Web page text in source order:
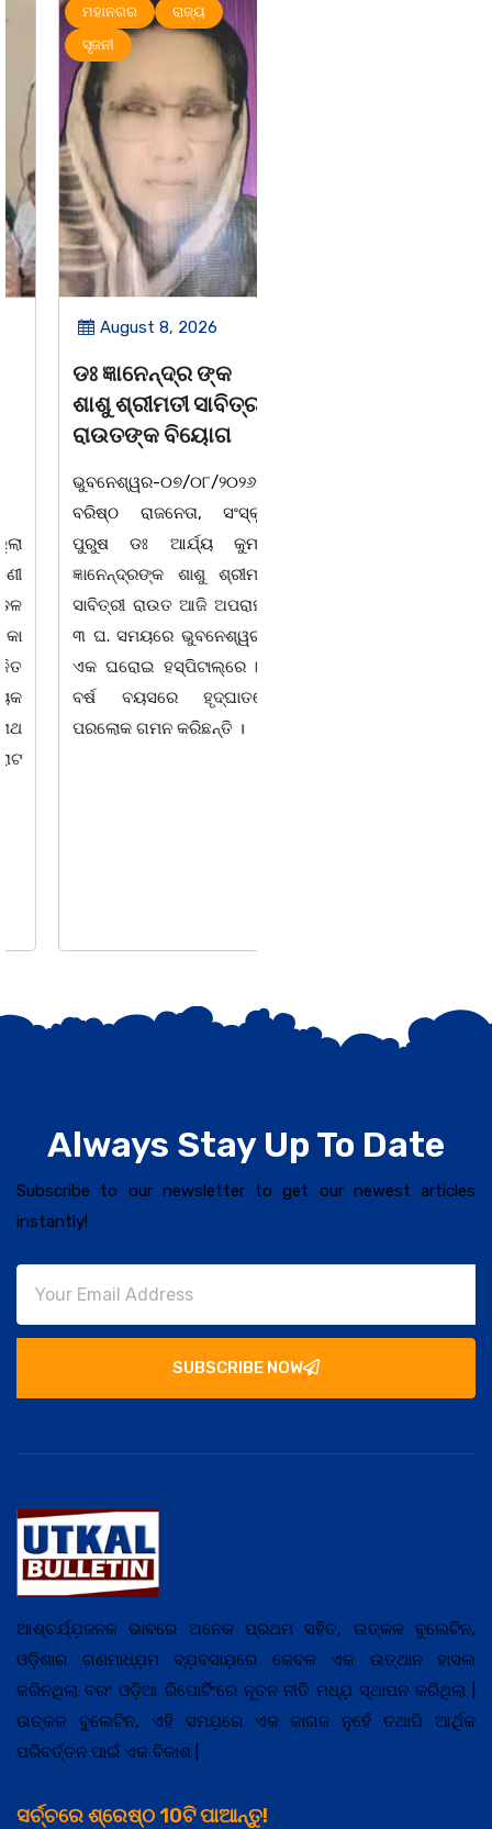
ମହାନଗର
ରାଜ୍ୟ
ସୃଜନୀ
August 8, 2026
ଡଃ ଜ୍ଞାନେନ୍ଦ୍ର ଙ୍କ
ଶାଶୁ ଶ୍ରୀମତୀ ସାବିତ୍ରୀ
ରାଉତଙ୍କ ବିୟୋଗ
ଭୁବନେଶ୍ୱର-୦୭/୦୮/୨୦୨୬:
ବରିଷ୍ଠ ରାଜନେତା, ସଂସ୍କୃତି
ପୁରୁଷ ଡଃ ଆର୍ଯ୍ୟ କୁମାର
ଜ୍ଞାନେନ୍ଦ୍ରଙ୍କ ଶାଶୁ ଶ୍ରୀମତୀ
ସାବିତ୍ରୀ ରାଉତ ଆଜି ଅପରାହ୍ନ
୩ ଘ. ସମୟରେ ଭୁବନେଶ୍ୱରର
ଏକ ଘରୋଇ ହସ୍ପିଟାଲ୍ରେ ୮୭
ବର୍ଷ ବୟସରେ ହୃଦ୍ଘାତରେ
ପରଲୋକ ଗମନ କରିଛନ୍ତି ।
Always Stay Up To Date
Subscribe to our newsletter to get our newest articles
instantly!
SUBSCRIBE NOW
ଆଶ୍ଚର୍ଯ୍ଯ଼ଜନକ ଭାବରେ ଅନେକ ପ୍ରଥମ ସହିତ, ଉତ୍କଳ ବୁଲେଟିନ,
ଓଡ଼ିଶାର ଗଣମାଧ୍ଯ଼ମ ବ୍ଯ଼ବସାଯ଼ରେ କେବଳ ଏକ ଉତ୍ଥାନ ହାସଲ
କରିନଥିଲା ବରଂ ଓଡ଼ିଆ ରିପୋର୍ଟିଂରେ ନୂତନ ନୀତି ମଧ୍ଯ଼ ସ୍ଥାପନ କରିଥିଲା |
ଉତ୍କଳ ବୁଲେଟିନ, ଏହି ସମଯ଼ରେ ଏକ କାଗଜ ନୁହେଁ ତଥାପି ଆର୍ଥିକ
ପରିବର୍ତ୍ତନ ପାଇଁ ଏକ ବିକାଶ |
ସର୍ଚ୍ଚରେ ଶ୍ରେଷ୍ଠ 10ଟି ପାଆନ୍ତୁ!